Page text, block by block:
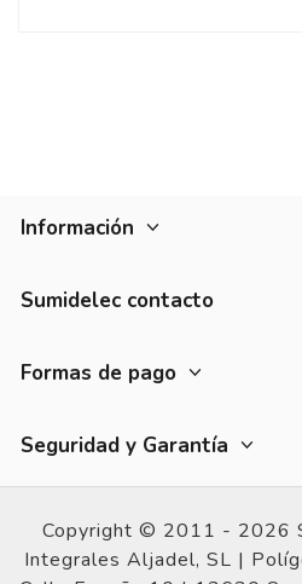
Información
Sumidelec contacto
Formas de pago
Seguridad y Garantía
Copyright © 2011 - 2026
Integrales Aljadel, SL |